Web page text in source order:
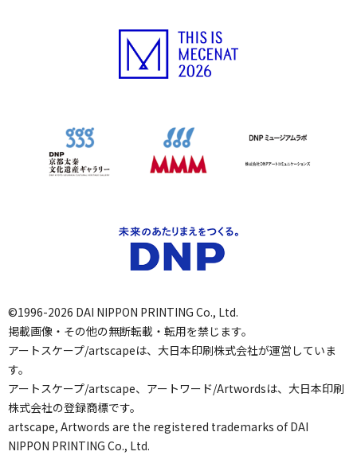
©1996-2026 DAI NIPPON PRINTING Co., Ltd.
掲載画像・その他の無断転載・転用を禁じます。
アートスケープ/artscapeは、大日本印刷株式会社が運営していま
す。
アートスケープ/artscape、アートワード/Artwordsは、大日本印刷
株式会社の登録商標です。
artscape, Artwords are the registered trademarks of DAI
NIPPON PRINTING Co., Ltd.